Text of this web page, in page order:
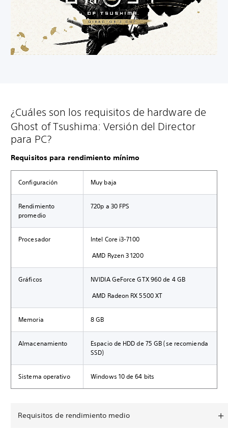
¿Cuáles son los requisitos de hardware de
Ghost of Tsushima: Versión del Director
para PC?
Requisitos para rendimiento mínimo
Configuración Muy baja
Rendimiento
promedio
720p a 30 FPS
Procesador
Intel Core i3-7100
AMD Ryzen 3 1200
Gráficos
NVIDIA GeForce GTX 960 de 4 GB
AMD Radeon RX 5500 XT
Memoria 8 GB
Almacenamiento
Espacio de HDD de 75 GB (se recomienda
SSD)
Sistema operativo Windows 10 de 64 bits
Requisitos de rendimiento medio